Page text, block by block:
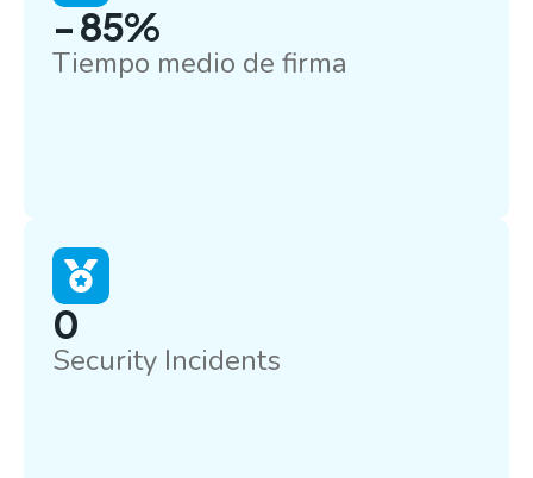
- 85%
Tiempo medio de firma
0
Security Incidents